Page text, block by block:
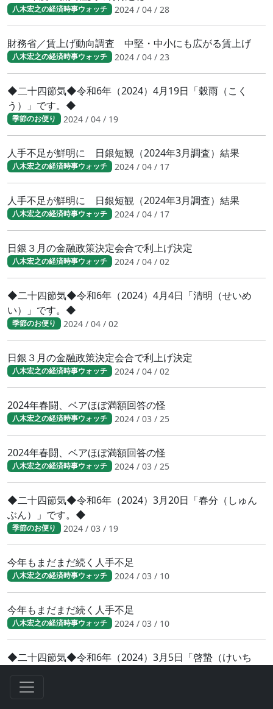
八木宏之の経済時事ウォッチ 2024 / 04 / 28
財務省／賃上げ動向調査 中堅・中小にも広がる賃上げ
八木宏之の経済時事ウォッチ 2024 / 04 / 23
◆二十四節気◆令和6年（2024）4月19日「穀雨（こく
う）」です。◆
季節のお便り 2024 / 04 / 19
人手不足が鮮明に 日銀短観（2024年3月調査）結果
八木宏之の経済時事ウォッチ 2024 / 04 / 17
人手不足が鮮明に 日銀短観（2024年3月調査）結果
八木宏之の経済時事ウォッチ 2024 / 04 / 17
日銀３月の金融政策決定会合で利上げ決定
八木宏之の経済時事ウォッチ 2024 / 04 / 02
◆二十四節気◆令和6年（2024）4月4日「清明（せいめ
い）」です。◆
季節のお便り 2024 / 04 / 02
日銀３月の金融政策決定会合で利上げ決定
八木宏之の経済時事ウォッチ 2024 / 04 / 02
2024年春闘、ベアほぼ満額回答の怪
八木宏之の経済時事ウォッチ 2024 / 03 / 25
2024年春闘、ベアほぼ満額回答の怪
八木宏之の経済時事ウォッチ 2024 / 03 / 25
◆二十四節気◆令和6年（2024）3月20日「春分（しゅん
ぶん）」です。◆
季節のお便り 2024 / 03 / 19
今年もまだまだ続く人手不足
八木宏之の経済時事ウォッチ 2024 / 03 / 10
今年もまだまだ続く人手不足
八木宏之の経済時事ウォッチ 2024 / 03 / 10
◆二十四節気◆令和6年（2024）3月5日「啓蟄（けいち
季節のお便り